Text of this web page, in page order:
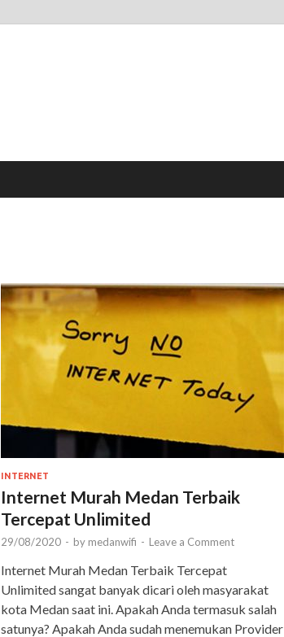
INTERNET
Internet Murah Medan Terbaik
Tercepat Unlimited
29/08/2020 - by medanwifi - Leave a Comment
Internet Murah Medan Terbaik Tercepat
Unlimited sangat banyak dicari oleh masyarakat
kota Medan saat ini. Apakah Anda termasuk salah
satunya? Apakah Anda sudah menemukan Provider